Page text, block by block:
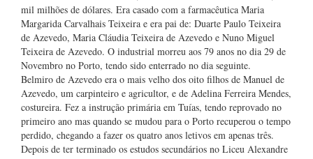
mil milhões de dólares. Era casado com a farmacêutica Maria
Margarida Carvalhais Teixeira e era pai de: Duarte Paulo Teixeira
de Azevedo, Maria Cláudia Teixeira de Azevedo e Nuno Miguel
Teixeira de Azevedo. O industrial morreu aos 79 anos no dia 29 de
Novembro no Porto, tendo sido enterrado no dia seguinte.
Belmiro de Azevedo era o mais velho dos oito filhos de Manuel de
Azevedo, um carpinteiro e agricultor, e de Adelina Ferreira Mendes,
costureira. Fez a instrução primária em Tuías, tendo reprovado no
primeiro ano mas quando se mudou para o Porto recuperou o tempo
perdido, chegando a fazer os quatro anos letivos em apenas três.
Depois de ter terminado os estudos secundários no Liceu Alexandre